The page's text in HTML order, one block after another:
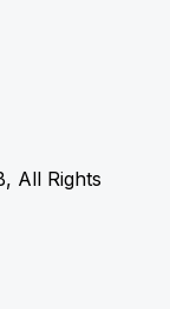
All Rights